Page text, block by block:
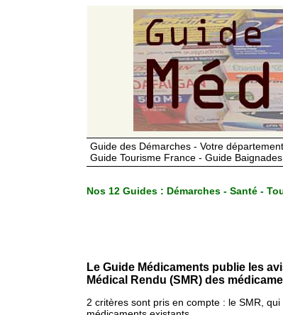
Guide des Démarches - Votre
Guide Tourisme France - Guide
Nos 12 Guides : Démarches - Santé -
Le Guide Médicaments publie les
Médical Rendu (SMR) des
2 critères sont pris en compte : le SMR,